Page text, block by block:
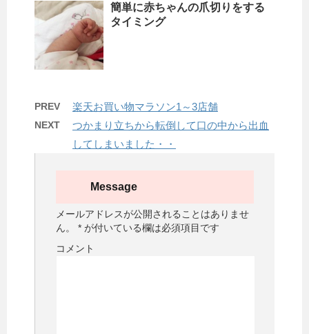
簡単に赤ちゃんの爪切りをする
タイミング
PREV 楽天お買い物マラソン1～3店舗
NEXT
つかまり立ちから転倒して口の中から出血
してしまいました・・
Message
メールアドレスが公開されることはありませ
ん。
* が付いている欄は必須項目です
コメント